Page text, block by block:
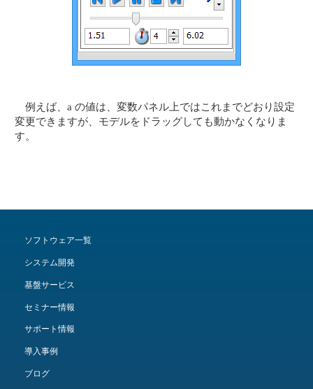
例えば、a の値は、変数パネル上ではこれまでどおり設定
変更できますが、モデルをドラッグしても動かなくなりま
す。
ソフトウェア一覧
システム開発
基盤サービス
セミナー情報
サポート情報
導入事例
ブログ